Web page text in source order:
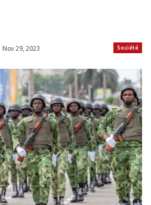
Société
Nov 29, 2023